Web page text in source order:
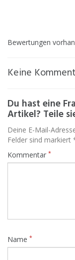
Bewertungen
Keine
Du hast eine
Artikel? Teile
Deine E-Mail-
Felder sind markiert
Kommentar *
Name *